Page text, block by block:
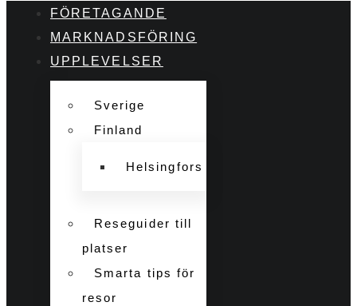
FÖRETAGANDE
MARKNADSFÖRING
UPPLEVELSER
Sverige
Finland
Helsingfors
Reseguider till
platser
Smarta tips för
resor